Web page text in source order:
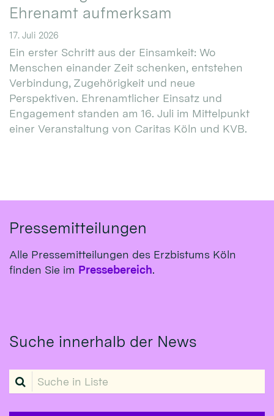
Ehrenamt aufmerksam
17. Juli 2026
Ein erster Schritt aus der Einsamkeit: Wo
Menschen einander Zeit schenken, entstehen
Verbindung, Zugehörigkeit und neue
Perspektiven. Ehrenamtlicher Einsatz und
Engagement standen am 16. Juli im Mittelpunkt
einer Veranstaltung von Caritas Köln und KVB.
Pressemitteilungen
Alle Pressemitteilungen des Erzbistums Köln
finden Sie im Pressebereich.
Suche innerhalb der News
Suche in Liste